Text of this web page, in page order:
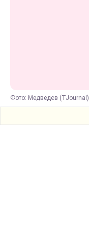
Фото: Медведєв (TJournal)